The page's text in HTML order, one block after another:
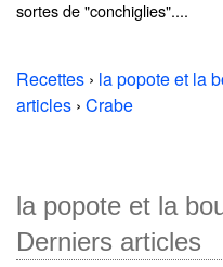
sortes de "conchiglies"....
Recettes › la popote et la
articles › Crabe
la popote et la
Derniers articles